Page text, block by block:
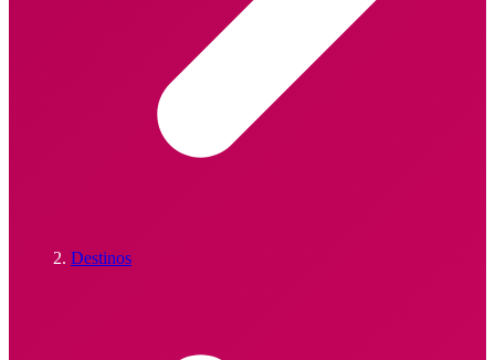
Destinos